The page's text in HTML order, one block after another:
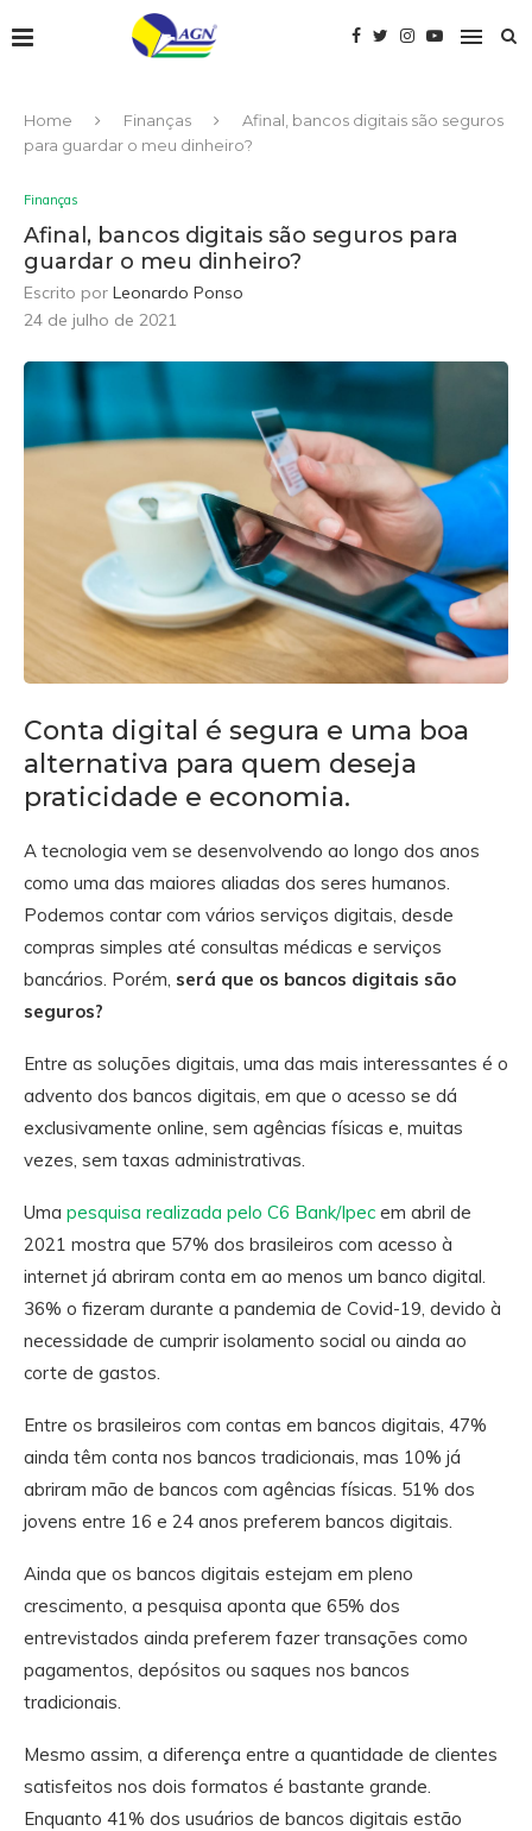
Home Finanças
Afinal, bancos digitais são seguros
para guardar o meu dinheiro?
Finanças
Afinal, bancos digitais são seguros para
guardar o meu dinheiro?
Escrito por Leonardo Ponso
24 de julho de 2021
Conta digital é segura e uma boa
alternativa para quem deseja
praticidade e economia.
A tecnologia vem se desenvolvendo ao longo dos anos
como uma das maiores aliadas dos seres humanos.
Podemos contar com vários serviços digitais, desde
compras simples até consultas médicas e serviços
bancários. Porém, será que os bancos digitais são
seguros?
Entre as soluções digitais, uma das mais interessantes é o
advento dos bancos digitais, em que o acesso se dá
exclusivamente online, sem agências físicas e, muitas
vezes, sem taxas administrativas.
Uma pesquisa realizada pelo C6 Bank/Ipec em abril de
2021 mostra que 57% dos brasileiros com acesso à
internet já abriram conta em ao menos um banco digital.
36% o fizeram durante a pandemia de Covid-19, devido à
necessidade de cumprir isolamento social ou ainda ao
corte de gastos.
Entre os brasileiros com contas em bancos digitais, 47%
ainda têm conta nos bancos tradicionais, mas 10% já
abriram mão de bancos com agências físicas. 51% dos
jovens entre 16 e 24 anos preferem bancos digitais.
Ainda que os bancos digitais estejam em pleno
crescimento, a pesquisa aponta que 65% dos
entrevistados ainda preferem fazer transações como
pagamentos, depósitos ou saques nos bancos
tradicionais.
Mesmo assim, a diferença entre a quantidade de clientes
satisfeitos nos dois formatos é bastante grande.
Enquanto 41% dos usuários de bancos digitais estão